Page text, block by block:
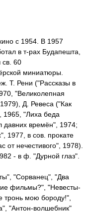
с 1954. В 1957
в т-рах Будапешта,
60
миниатюры.
Т. Рени ("Рассказы в
"Великолепная
Д. Ревеса ("Как
1965, "Лиха беда
времён", 1974;
1977, в сов. прокате
от нечестивого", 1978).
- в ф. "Дурной глаз".
"Сорванец", "Два
фильмы?", "Невесты-
тронь мою бороду!",
"Антон-волшебник"